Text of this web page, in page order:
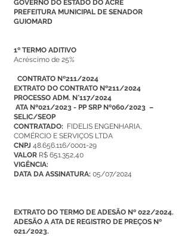
GOVERNO DO ESTADO DO ACRE
PREFEITURA MUNICIPAL DE SENADOR
GUIOMARD
1º TERMO ADITIVO
Acréscimo de 25%
CONTRATO Nº211/2024
EXTRATO DO CONTRATO Nº211/2024
PROCESSO ADM. N°117/2024
ATA Nº021/2023 - PP SRP Nº060/2023 –
SELIC/SEOP
CONTRATADO: FIDELIS ENGENHARIA,
COMÉRCIO E SERVIÇOS LTDA
CNPJ 48.656.116/0001-29
VALOR R$ 651.352,40
VIGÊNCIA:
DATA DA ASSINATURA: 05/07/2024
EXTRATO DO TERMO DE ADESÃO Nº 022/2024.
ADESÃO A ATA DE REGISTRO DE PREÇOS Nº
021/2023.